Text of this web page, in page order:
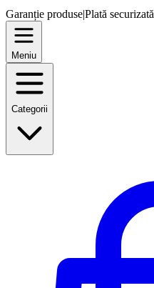
Garanție produse|Plată securizată
Meniu
Categorii